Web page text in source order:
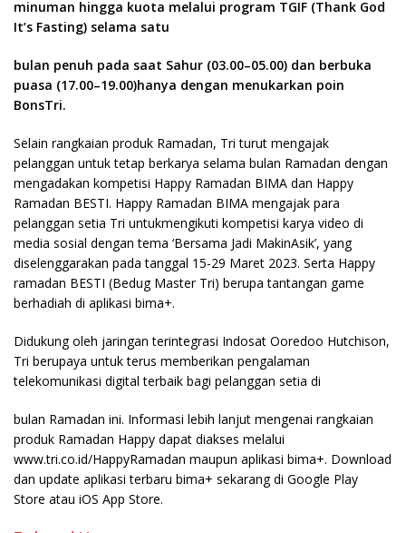
minuman hingga kuota melalui program TGIF (Thank God
It’s Fasting) selama satu
bulan penuh pada saat Sahur (03.00–05.00) dan berbuka
puasa (17.00–19.00)hanya dengan menukarkan poin
BonsTri.
Selain rangkaian produk Ramadan, Tri turut mengajak
pelanggan untuk tetap berkarya selama bulan Ramadan dengan
mengadakan kompetisi Happy Ramadan BIMA dan Happy
Ramadan BESTI. Happy Ramadan BIMA mengajak para
pelanggan setia Tri untukmengikuti kompetisi karya video di
media sosial dengan tema ‘Bersama Jadi MakinAsik’, yang
diselenggarakan pada tanggal 15-29 Maret 2023. Serta Happy
ramadan BESTI (Bedug Master Tri) berupa tantangan game
berhadiah di aplikasi bima+.
Didukung oleh jaringan terintegrasi Indosat Ooredoo Hutchison,
Tri berupaya untuk terus memberikan pengalaman
telekomunikasi digital terbaik bagi pelanggan setia di
bulan Ramadan ini. Informasi lebih lanjut mengenai rangkaian
produk Ramadan Happy dapat diakses melalui
www.tri.co.id/HappyRamadan maupun aplikasi bima+. Download
dan update aplikasi terbaru bima+ sekarang di Google Play
Store atau iOS App Store.